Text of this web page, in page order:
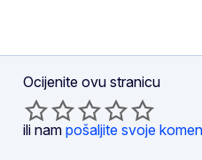
Ocijenite ovu stranicu
ili nam pošaljite svoje